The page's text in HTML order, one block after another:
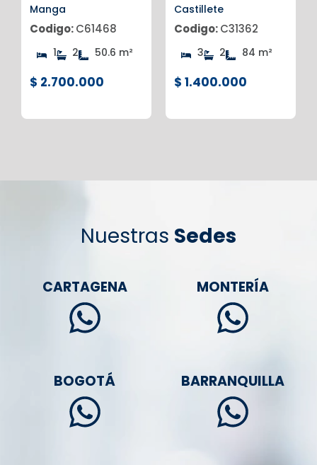
Manga
Codigo:C61468
1 2 50.6 m²
$ 2.700.000
Castillete
Codigo:C31362
3 2 84 m²
$ 1.400.000
Nuestras Sedes
CARTAGENA MONTERÍA
BOGOTÁ BARRANQUILLA